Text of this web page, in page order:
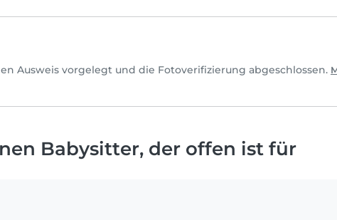
Ausweis vorgelegt und die Fotoverifizierung abgeschlossen.
Babysitter, der offen ist für